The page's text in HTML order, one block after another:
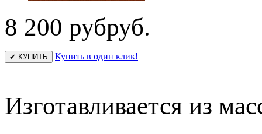
8 200 рубруб.
✔ КУПИТЬ Купить в один клик!
Изготавливается из